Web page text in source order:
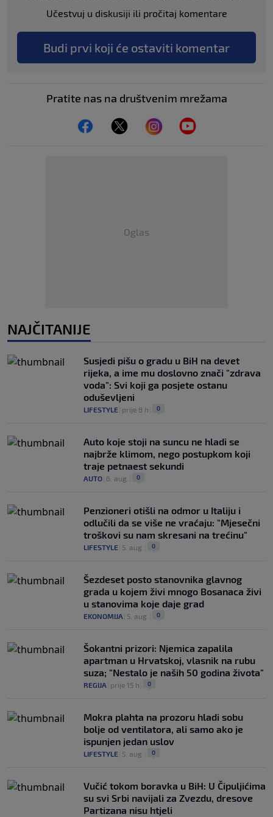
Učestvuj u diskusiji ili pročitaj komentare
Budi prvi koji će ostaviti komentar
Pratite nas na društvenim mrežama
Oglas
NAJČITANIJE
Susjedi pišu o gradu u BiH na devet
rijeka, a ime mu doslovno znači "zdrava
voda": Svi koji ga posjete ostanu
oduševljeni
LIFESTYLE prije 8 h 0
Auto koje stoji na suncu ne hladi se
najbrže klimom, nego postupkom koji
traje petnaest sekundi
AUTO 6. aug. 0
Penzioneri otišli na odmor u Italiju i
odlučili da se više ne vraćaju: "Mjesečni
troškovi su nam skresani na trećinu"
LIFESTYLE 5. aug. 0
Šezdeset posto stanovnika glavnog
grada u kojem živi mnogo Bosanaca živi
u stanovima koje daje grad
EKONOMIJA 5. aug. 0
Šokantni prizori: Njemica zapalila
apartman u Hrvatskoj, vlasnik na rubu
suza; "Nestalo je naših 50 godina života"
REGIJA prije 15 h 0
Mokra plahta na prozoru hladi sobu
bolje od ventilatora, ali samo ako je
ispunjen jedan uslov
LIFESTYLE 5. aug. 0
Vučić tokom boravka u BiH: U Čipuljićima
su svi Srbi navijali za Zvezdu, dresove
Partizana nisu htjeli